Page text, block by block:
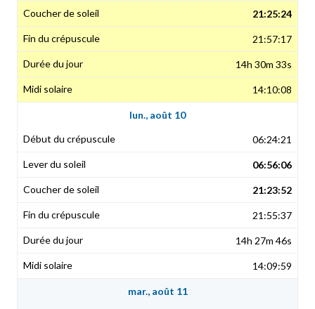
21:25:24
21:57:17
14h 30m 33s
14:10:08
lun., août 10
06:24:21
06:56:06
21:23:52
21:55:37
14h 27m 46s
14:09:59
mar., août 11